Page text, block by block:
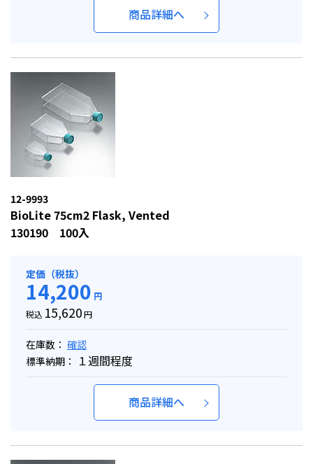
商品詳細へ
12-9993
BioLite 75cm2 Flask, Vented
130190 100入
定価（税抜）
14,200 円
税込 15,620円
在庫数： 確認
標準納期：
１週間程度
商品詳細へ